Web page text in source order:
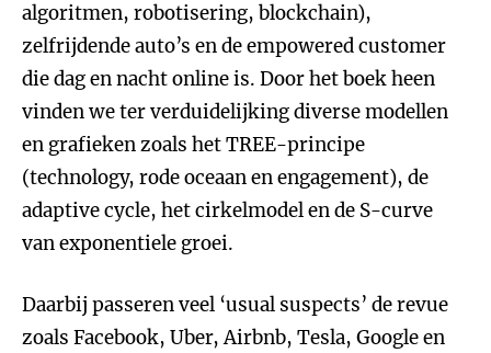
algoritmen, robotisering, blockchain),
zelfrijdende auto’s en de empowered customer
die dag en nacht online is. Door het boek heen
vinden we ter verduidelijking diverse modellen
en grafieken zoals het TREE-principe
(technology, rode oceaan en engagement), de
adaptive cycle, het cirkelmodel en de S-curve
van exponentiele groei.
Daarbij passeren veel ‘usual suspects’ de revue
zoals Facebook, Uber, Airbnb, Tesla, Google en